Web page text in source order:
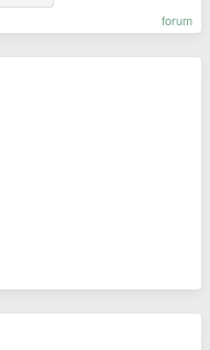
forum